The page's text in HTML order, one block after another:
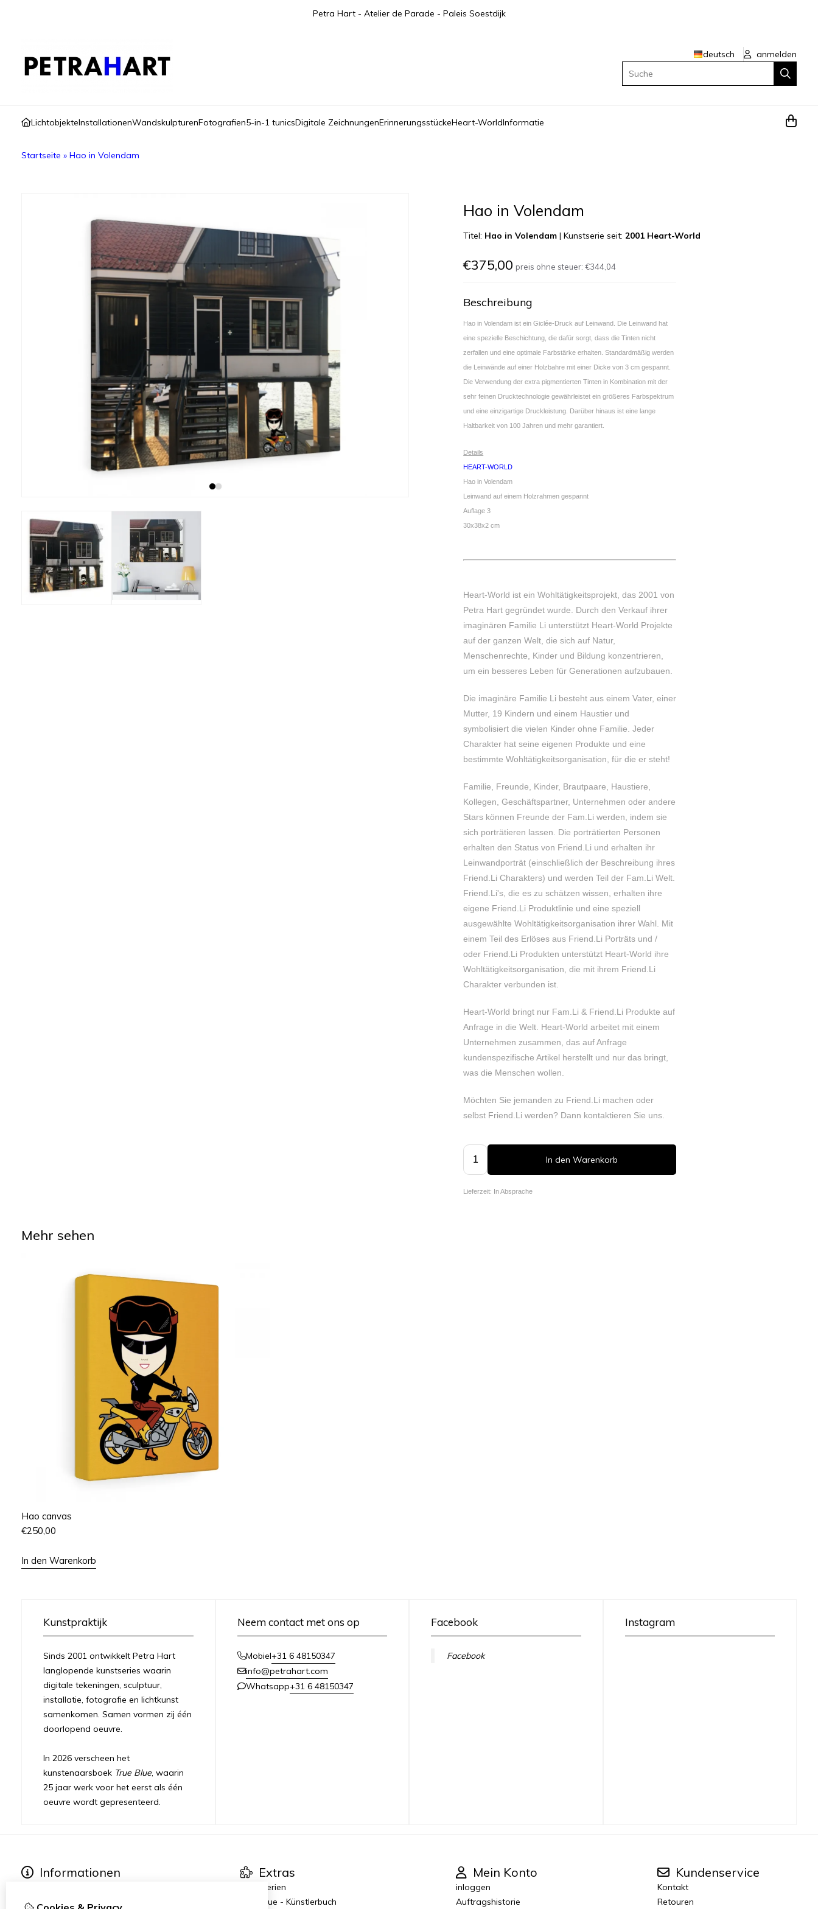
Petra Hart - Atelier de Parade - Paleis Soestdijk
deutsch
anmelden
LichtobjekteInstallationenWandskulpturenFotografien5-in-1 tunicsDigitale ZeichnungenErinnerungsstückeHeart-WorldInformatie
Startseite » Hao in Volendam
Hao in Volendam
Titel: Hao in Volendam |Kunstserie seit:2001 Heart-World
€375,00 preis ohne steuer:€344,04
Beschreibung
Hao in Volendam ist ein Giclée-Druck auf Leinwand. Die Leinwand hat
eine spezielle Beschichtung, die dafür sorgt, dass die Tinten nicht
zerfallen und eine optimale Farbstärke erhalten. Standardmäßig werden
die Leinwände auf einer Holzbahre mit einer Dicke von 3 cm gespannt.
Die Verwendung der extra pigmentierten Tinten in Kombination mit der
sehr feinen Drucktechnologie gewährleistet ein größeres Farbspektrum
und eine einzigartige Druckleistung. Darüber hinaus ist eine lange
Haltbarkeit von 100 Jahren und mehr garantiert.
Details
HEART-WORLD
Hao in Volendam
Leinwand auf einem Holzrahmen gespannt
Auflage 3
30x38x2 cm
Heart-World ist ein Wohltätigkeitsprojekt, das 2001 von
Petra Hart gegründet wurde. Durch den Verkauf ihrer
imaginären Familie Li unterstützt Heart-World Projekte
auf der ganzen Welt, die sich auf Natur,
Menschenrechte, Kinder und Bildung konzentrieren,
um ein besseres Leben für Generationen aufzubauen.
Die imaginäre Familie Li besteht aus einem Vater, einer
Mutter, 19 Kindern und einem Haustier und
symbolisiert die vielen Kinder ohne Familie. Jeder
Charakter hat seine eigenen Produkte und eine
bestimmte Wohltätigkeitsorganisation, für die er steht!
Familie, Freunde, Kinder, Brautpaare, Haustiere,
Kollegen, Geschäftspartner, Unternehmen oder andere
Stars können Freunde der Fam.Li werden, indem sie
sich porträtieren lassen. Die porträtierten Personen
erhalten den Status von Friend.Li und erhalten ihr
Leinwandporträt (einschließlich der Beschreibung ihres
Friend.Li Charakters) und werden Teil der Fam.Li Welt.
Friend.Li's, die es zu schätzen wissen, erhalten ihre
eigene Friend.Li Produktlinie und eine speziell
ausgewählte Wohltätigkeitsorganisation ihrer Wahl. Mit
einem Teil des Erlöses aus Friend.Li Porträts und /
oder Friend.Li Produkten unterstützt Heart-World ihre
Wohltätigkeitsorganisation, die mit ihrem Friend.Li
Charakter verbunden ist.
Heart-World bringt nur Fam.Li & Friend.Li Produkte auf
Anfrage in die Welt. Heart-World arbeitet mit einem
Unternehmen zusammen, das auf Anfrage
kundenspezifische Artikel herstellt und nur das bringt,
was die Menschen wollen.
Möchten Sie jemanden zu Friend.Li machen oder
selbst Friend.Li werden? Dann kontaktieren Sie uns.
In den Warenkorb
Lieferzeit: In Absprache
Mehr sehen
Hao canvas
€250,00
In den Warenkorb
Kunstpraktijk
Sinds 2001 ontwikkelt Petra Hart
langlopende kunstseries waarin
digitale tekeningen, sculptuur,
installatie, fotografie en lichtkunst
samenkomen. Samen vormen zij één
doorlopend oeuvre.
In 2026 verscheen het
kunstenaarsboek True Blue, waarin
25 jaar werk voor het eerst als één
oeuvre wordt gepresenteerd.
Neem contact met ons op
Mobiel+31 6 48150347
info@petrahart.com
Whatsapp+31 6 48150347
Facebook
Facebook
Instagram
Informationen
Ausstellungen
Extras
Kunstserien
True Blue - Künstlerbuch
Mein Konto
inloggen
Auftragshistorie
Kundenservice
Kontakt
Retouren